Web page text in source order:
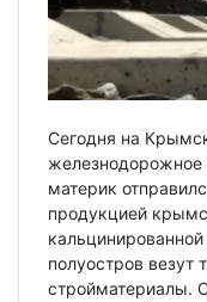
Сегодня на
материк
продукцией
полуостров везут
стройматериалы.